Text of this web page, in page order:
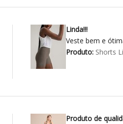
Linda!!!
Veste bem e
Produto:Shorts
Produto de